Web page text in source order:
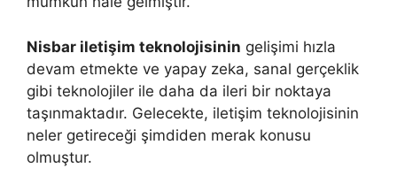
Nisbar iletişim teknolojisinin gelişimi hızla
devam etmekte ve yapay zeka, sanal gerçeklik
gibi teknolojiler ile daha da ileri bir noktaya
taşınmaktadır. Gelecekte, iletişim teknolojisinin
neler getireceği şimdiden merak konusu
olmuştur.